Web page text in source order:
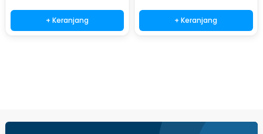
+ Keranjang + Keranjang